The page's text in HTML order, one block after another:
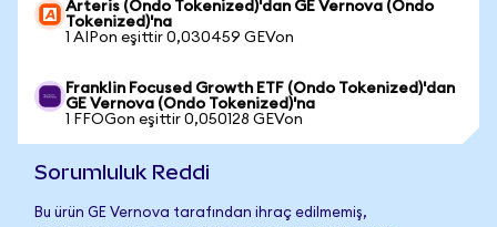
Arteris (Ondo Tokenized)'dan GE Vernova (Ondo
Tokenized)'na
1 AIPon eşittir 0,030459 GEVon
Franklin Focused Growth ETF (Ondo Tokenized)'dan
GE Vernova (Ondo Tokenized)'na
1 FFOGon eşittir 0,050128 GEVon
Sorumluluk Reddi
Bu ürün GE Vernova tarafından ihraç edilmemiş,